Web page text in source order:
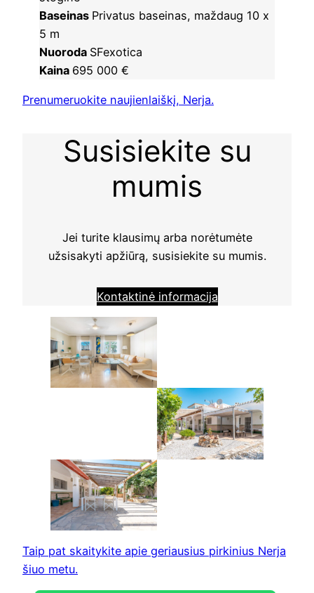
Baseinas Privatus baseinas, maždaug 10 x
5 m
Nuoroda SFexotica
Kaina 695 000 €
Prenumeruokite naujienlaiškį, Nerja.
Susisiekite su
mumis
Jei turite klausimų arba norėtumėte
užsisakyti apžiūrą, susisiekite su mumis.
Kontaktinė informacija
Taip pat skaitykite apie geriausius pirkinius Nerja
šiuo metu.